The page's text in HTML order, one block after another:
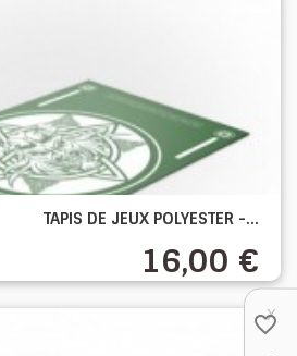
TAPIS DE JEUX POLYESTER -...
16,00 €
favorite_border
X